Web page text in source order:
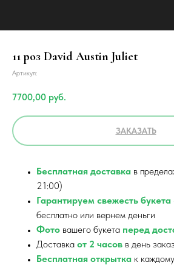
11 роз David Austin Juliet
Артикул:
7700,00 руб.
ЗАКАЗАТЬ
Бесплатная доставка в
21:00)
Гарантируем свежесть букета
бесплатно или вернем деньги
Фото вашего букета перед
Доставка от 2 часов в день
Бесплатная открытка к